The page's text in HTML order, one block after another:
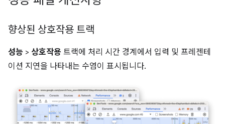
향상된 상호작용 트랙
성능 > 상호작용 트랙에 처리 시간 경계에서 입력 및 프레젠테
이션 지연을 나타내는 수염이 표시됩니다.